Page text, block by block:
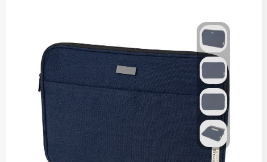
Zonnebrillen
EHBO
Verpakkingen
Pashouders